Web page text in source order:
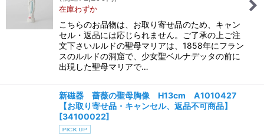
在庫わずか
こちらのお品物は、お取り寄せ品のため、キャン
セル・返品には応じられません。ご了承の上ご注
文下さいルルドの聖母マリアは、1858年にフラン
スのルルドの洞窟で、少女聖ベルナデッタの前に
出現した聖母マリアで…
新磁器 薔薇の聖母胸像 H13cm A1010427
【お取り寄せ品・キャンセル、返品不可商品】
[34100022]